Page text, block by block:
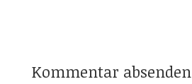
Kommentar absenden